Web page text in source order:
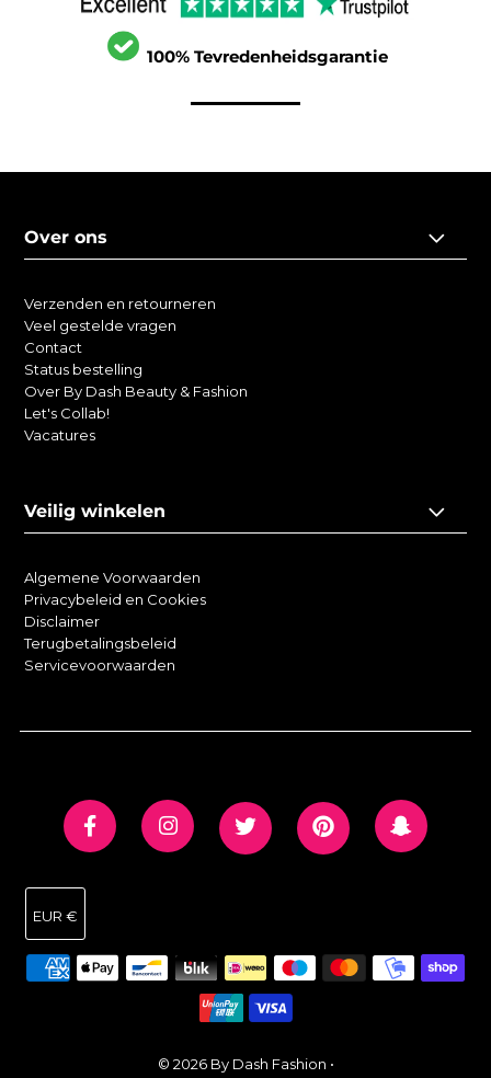
100% Tevredenheidsgarantie
Over ons
Verzenden en retourneren
Veel gestelde vragen
Contact
Status bestelling
Over By Dash Beauty & Fashion
Let's Collab!
Vacatures
Veilig winkelen
Algemene Voorwaarden
Privacybeleid en Cookies
Disclaimer
Terugbetalingsbeleid
Servicevoorwaarden
EUR €
© 2026 By Dash Fashion •